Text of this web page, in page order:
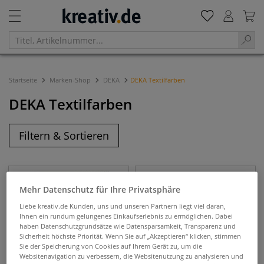
Startseite Marken-Shop DEKA DEKA Textilfarben
DEKA Textilfarben
Filtern & Sortieren
Mehr Datenschutz für Ihre Privatsphäre
Liebe kreativ.de Kunden, uns und unseren Partnern liegt viel daran,
Ihnen ein rundum gelungenes Einkaufserlebnis zu ermöglichen. Dabei
haben Datenschutzgrundsätze wie Datensparsamkeit, Transparenz und
Sicherheit höchste Priorität. Wenn Sie auf „Akzeptieren“ klicken, stimmen
Sie der Speicherung von Cookies auf Ihrem Gerät zu, um die
Websitenavigation zu verbessern, die Websitenutzung zu analysieren und